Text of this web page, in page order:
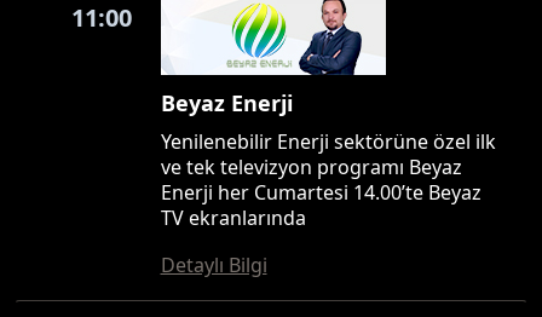
11:00
Beyaz Enerji
Yenilenebilir Enerji sektörüne özel ilk
ve tek televizyon programı Beyaz
Enerji her Cumartesi 14.00’te Beyaz
TV ekranlarında
Detaylı Bilgi